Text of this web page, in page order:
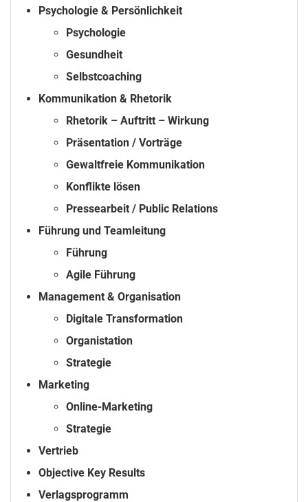
Psychologie & Persönlichkeit
Psychologie
Gesundheit
Selbstcoaching
Kommunikation & Rhetorik
Rhetorik – Auftritt – Wirkung
Präsentation / Vorträge
Gewaltfreie Kommunikation
Konflikte lösen
Pressearbeit / Public Relations
Führung und Teamleitung
Führung
Agile Führung
Management & Organisation
Digitale Transformation
Organistation
Strategie
Marketing
Online-Marketing
Strategie
Vertrieb
Objective Key Results
Verlagsprogramm